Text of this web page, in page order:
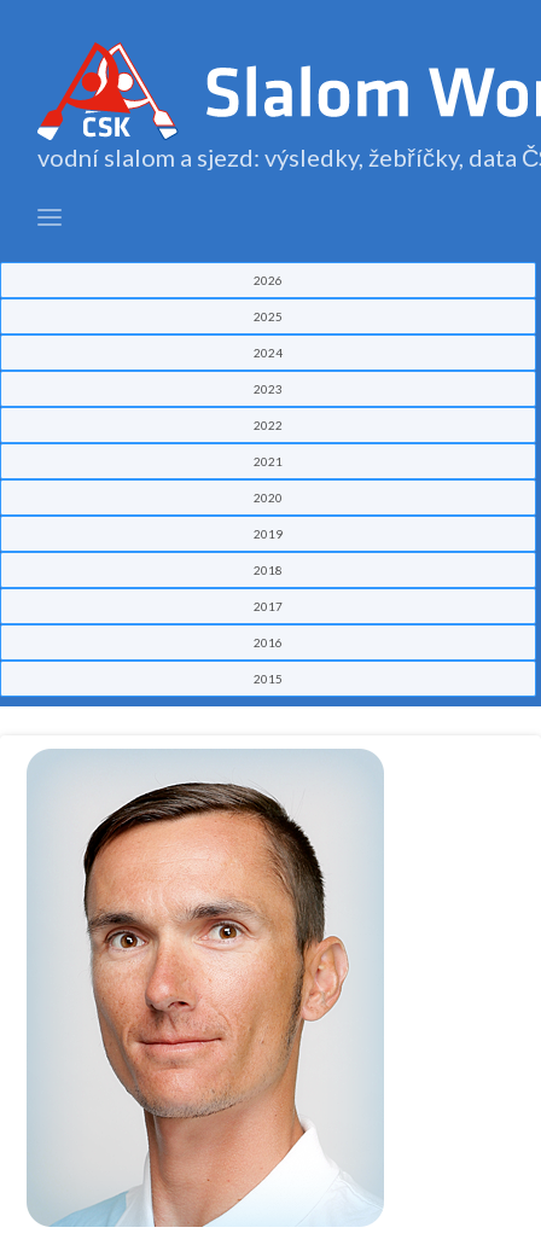
vodní slalom a sjezd: výsledky, žebříčky, data
2026
2025
2024
2023
2022
2021
2020
2019
2018
2017
2016
2015